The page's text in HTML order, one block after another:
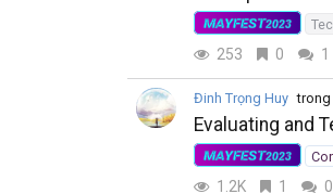
MAYFEST2023
253 0 1
Đinh Trọng Huy trong
Evaluating and
MAYFEST2023
1.2K 1 0